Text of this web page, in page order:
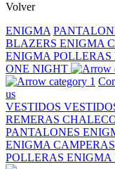
Volver
ENIGMA
BLAZERS ENIGMA
ENIGMA POLLERAS
ONE NIGHT
us
VESTIDOS
REMERAS
PANTALONES
ENIGMA
POLLERAS ENIGMA